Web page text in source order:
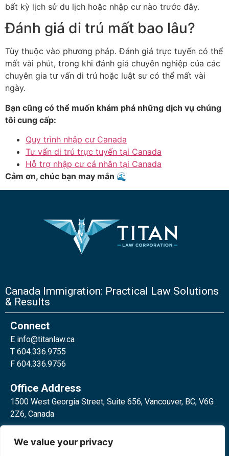
We value your privacy
bất kỳ lịch sử du lịch hoặc nhập cư nào trước đây.
Đánh giá di trú mất bao lâu?
Tùy thuộc vào phương pháp. Đánh giá trực tuyến có thể
mất vài phút, trong khi đánh giá chuyên nghiệp của các
chuyên gia tư vấn di trú hoặc luật sư có thể mất vài
ngày.
Bạn cũng có thể muốn khám phá những dịch vụ chúng
tôi cung cấp:
Quy trình nhập cư Canada
Tư vấn di trú trực tuyến tại Canada
Hỗ trợ nhập cư cá nhân tại Canada
Cảm ơn, chúc bạn may mắn 🌊
Canada Immigration: Practical Law Solutions
& Results
Connect
E info@titanlaw.ca
T 604.336.9755
F 604.336.9756
Office Address
1500 West Georgia Street, Suite 656, Vancouver, BC, V6G
2Z6, Canada
Toronto, ON, M4W 3E2, Canada